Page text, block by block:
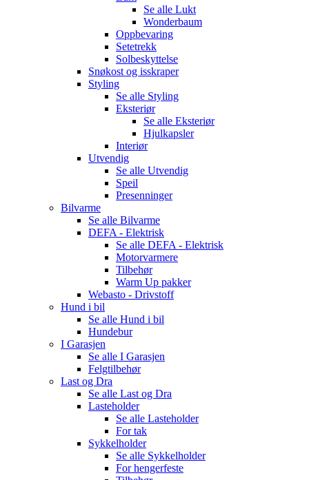
Se alle Lukt
Wonderbaum
Oppbevaring
Setetrekk
Solbeskyttelse
Snøkost og isskraper
Styling
Se alle Styling
Eksteriør
Se alle Eksteriør
Hjulkapsler
Interiør
Utvendig
Se alle Utvendig
Speil
Presenninger
Bilvarme
Se alle Bilvarme
DEFA - Elektrisk
Se alle DEFA - Elektrisk
Motorvarmere
Tilbehør
Warm Up pakker
Webasto - Drivstoff
Hund i bil
Se alle Hund i bil
Hundebur
I Garasjen
Se alle I Garasjen
Felgtilbehør
Last og Dra
Se alle Last og Dra
Lasteholder
Se alle Lasteholder
For tak
Sykkelholder
Se alle Sykkelholder
For hengerfeste